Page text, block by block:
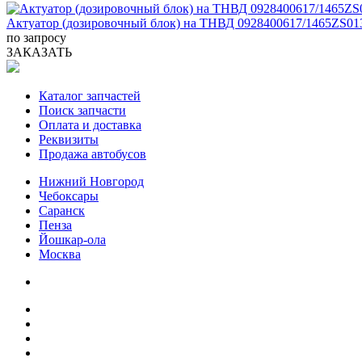
Актуатор (дозировочный блок) на ТНВД 0928400617/
по запросу
ЗАКАЗАТЬ
Каталог запчастей
Поиск запчасти
Оплата и доставка
Реквизиты
Продажа автобусов
Нижний Новгород
Чебоксары
Саранск
Пенза
Йошкар-ола
Москва